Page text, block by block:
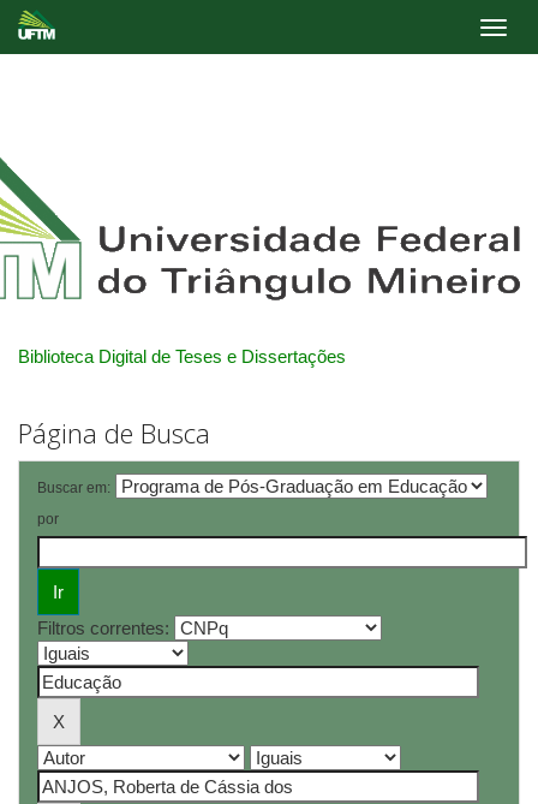
Biblioteca Digital de Teses e Dissertações
Página de Busca
Buscar em:
por
Filtros correntes: